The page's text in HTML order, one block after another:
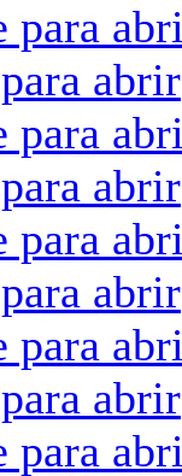
abrir
abrir
abrir
abrir